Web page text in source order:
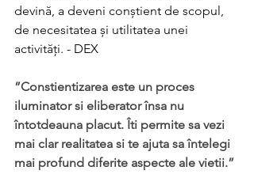
devină, a deveni conștient de scopul,
de necesitatea și utilitatea unei
activități. - DEX
”Constientizarea este un proces
iluminator si eliberator însa nu
întotdeauna placut. Îti permite sa vezi
mai clar realitatea si te ajuta sa întelegi
mai profund diferite aspecte ale vietii.”